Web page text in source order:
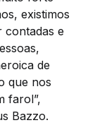
existimos
contadas e
de
que nos
farol”,
Bazzo.